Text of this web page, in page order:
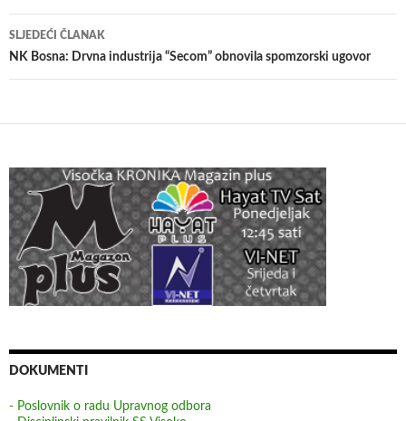
SLJEDEĆI ČLANAK
NK Bosna: Drvna industrija “Secom” obnovila spomzorski ugovor
DOKUMENTI
- Poslovnik o radu Upravnog odbora